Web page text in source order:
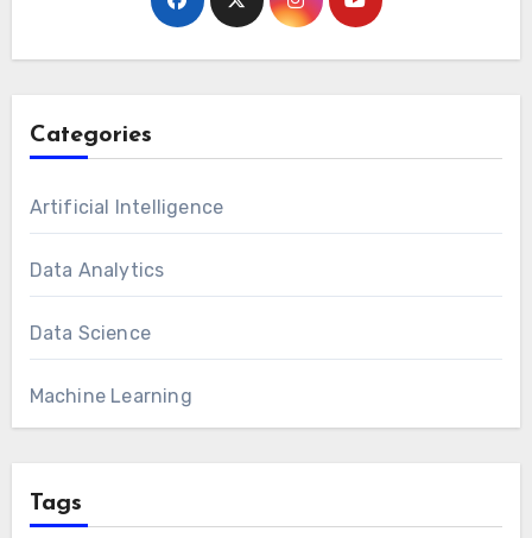
Categories
Artificial Intelligence
Data Analytics
Data Science
Machine Learning
Tags